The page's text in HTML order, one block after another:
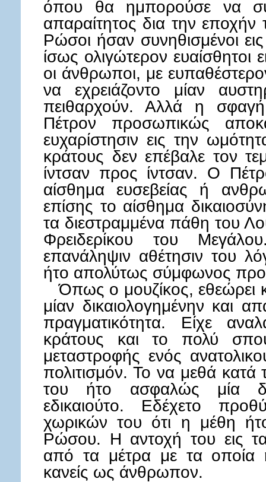
όπου θα ημπορούσε να
απαραίτητος δια την
Ρώσοι ήσαν συνηθισμένοι
ίσως ολιγώτερον ευαίσθητοι
οι άνθρωποι, με
να εχρειάζοντο μίαν
πειθαρχούν. Αλλά η
Πέτρον προσωπικώς
ευχαρίστησιν εις την
κράτους δεν επέβαλε τον
ίντσαν προς ίντσαν. Ο
αίσθημα ευσεβείας ή
επίσης το αίσθημα
τα διεστραμμένα πάθη του
Φρειδερίκου του
επανάληψιν αθέτησιν του
ήτο απολύτως σύμφωνος
Όπως ο μουζίκος, εθεώρει
μίαν δικαιολογημένην και
πραγματικότητα. Είχε
κράτους και το πολύ
μεταστροφής ενός
πολιτισμόν. Το να μεθά κατά
του ήτο ασφαλώς μία
εδικαιούτο. Εδέχετο
χωρικών του ότι η μέθη
Ρώσου. Η αντοχή του εις
από τα μέτρα με τα οποία
κανείς ως άνθρωπον.